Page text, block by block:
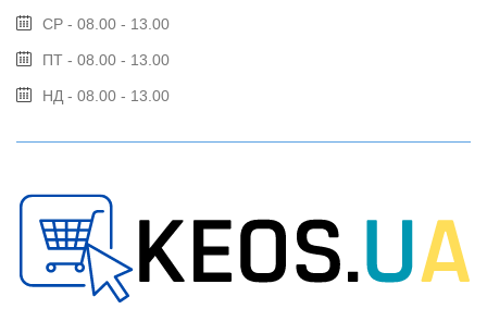
СР - 08.00 - 13.00
ПТ - 08.00 - 13.00
НД - 08.00 - 13.00